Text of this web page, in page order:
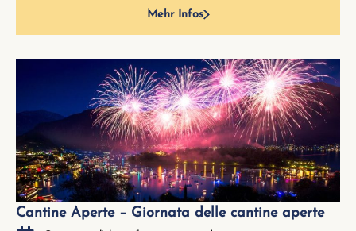
Mehr Infos
Cantine Aperte – Giornata delle cantine aperte